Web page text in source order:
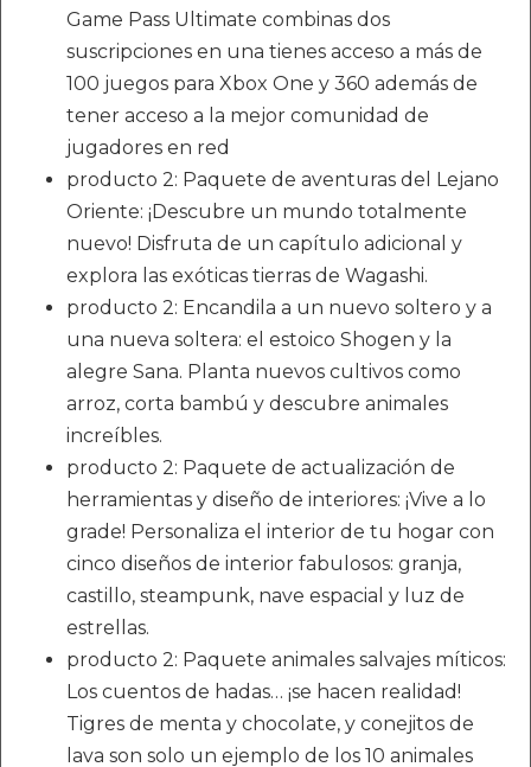
Game Pass Ultimate combinas dos
suscripciones en una tienes acceso a más de
100 juegos para Xbox One y 360 además de
tener acceso a la mejor comunidad de
jugadores en red
producto 2: Paquete de aventuras del Lejano
Oriente: ¡Descubre un mundo totalmente
nuevo! Disfruta de un capítulo adicional y
explora las exóticas tierras de Wagashi.
producto 2: Encandila a un nuevo soltero y a
una nueva soltera: el estoico Shogen y la
alegre Sana. Planta nuevos cultivos como
arroz, corta bambú y descubre animales
increíbles.
producto 2: Paquete de actualización de
herramientas y diseño de interiores: ¡Vive a lo
grade! Personaliza el interior de tu hogar con
cinco diseños de interior fabulosos: granja,
castillo, steampunk, nave espacial y luz de
estrellas.
producto 2: Paquete animales salvajes míticos:
Los cuentos de hadas… ¡se hacen realidad!
Tigres de menta y chocolate, y conejitos de
lava son solo un ejemplo de los 10 animales